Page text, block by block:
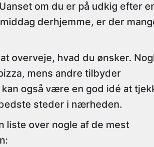
om du er på udkig efter
derhjemme, er der
overveje, hvad du ønsker.
mens andre tilbyder
også være en god idé at
steder i nærheden.
liste over nogle af de mest